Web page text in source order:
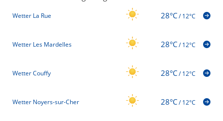
Wetter La Rue 28°C/12°C
Wetter Les Mardelles 28°C/12°C
Wetter Couffy 28°C/12°C
Wetter Noyers-sur-Cher 28°C/12°C